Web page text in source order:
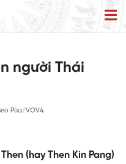
người Thái
Pùa/VOV4
(hay Then Kin Pang)